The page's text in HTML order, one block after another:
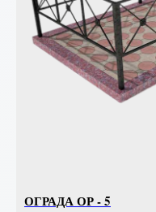
ОГРАДА ОР - 5